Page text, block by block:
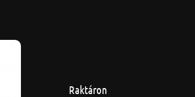
Raktáron